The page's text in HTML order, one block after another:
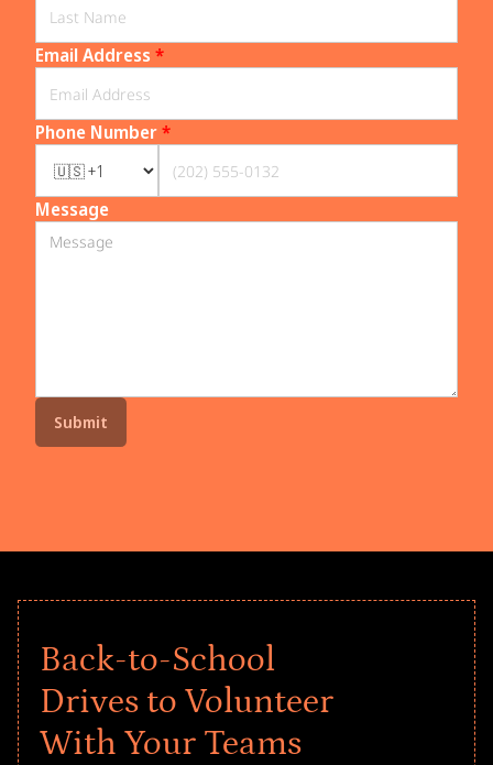
Email Address *
Phone Number*
Message
Back-to-School
Drives to Volunteer
With Your Teams